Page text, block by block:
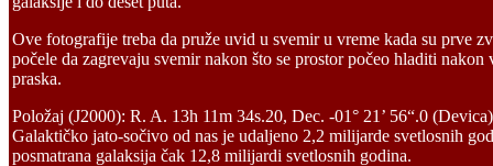
Ove fotografije treba da pruže uvid u svemir u vreme kada su prve
počele da zagrevaju svemir nakon što se prostor počeo hladiti nakon
praska.
Položaj (J2000): R. A. 13h 11m 34s.20, Dec. -01° 21’ 56“.0
Galaktičko jato-sočivo od nas je udaljeno 2,2 milijarde svetlosnih
posmatrana galaksija čak 12,8 milijardi svetlosnih godina.